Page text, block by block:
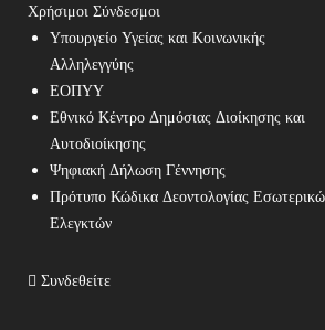
Χρήσιμοι Σύνδεσμοι
Υπουργείο Υγείας και Κοινωνικής
Αλληλεγγύης
ΕΟΠΥΥ
Εθνικό Κέντρο Δημόσιας Διοίκησης και
Αυτοδιοίκησης
Ψηφιακή Δήλωση Γέννησης
Πρότυπο Κώδικα Δεοντολογίας
Ελεγκτών
Συνδεθείτε